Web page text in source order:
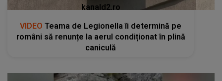
kanald2.ro
VIDEO Teama de Legionella îi determină pe
români să renunțe la aerul condiționat în plină
caniculă